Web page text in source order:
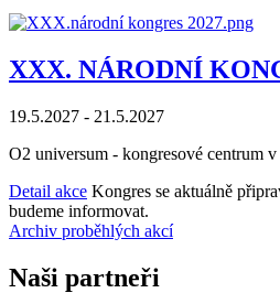
XXX. NÁRODNÍ
19.5.2027 - 21.5.2027
O2 universum - kongresové centrum v
Detail akce Kongres se aktuálně
budeme informovat.
Archiv proběhlých akcí
Naši partneři